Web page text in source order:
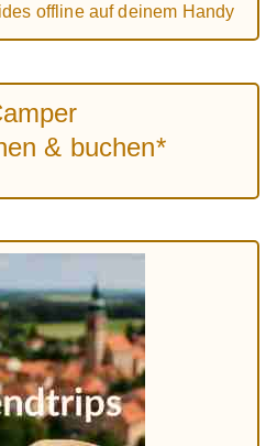
offline auf deinem Handy
& buchen*